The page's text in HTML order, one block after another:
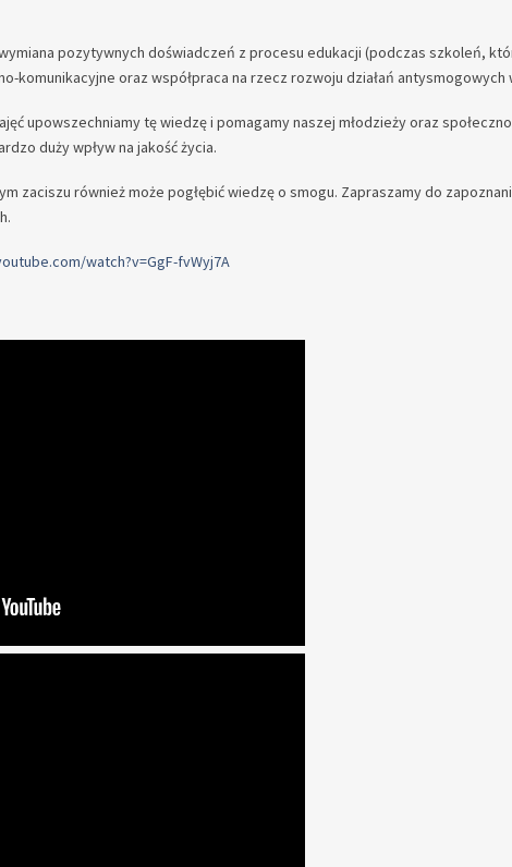
pozytywnych doświadczeń z procesu edukacji (podczas szkoleń,
komunikacyjne oraz współpraca na rzecz rozwoju działań antysmogowych
upowszechniamy tę wiedzę i pomagamy naszej młodzieży oraz
duży wpływ na jakość życia.
zaciszu również może pogłębić wiedzę o smogu. Zapraszamy do
watch?v=GgF-fvWyj7A